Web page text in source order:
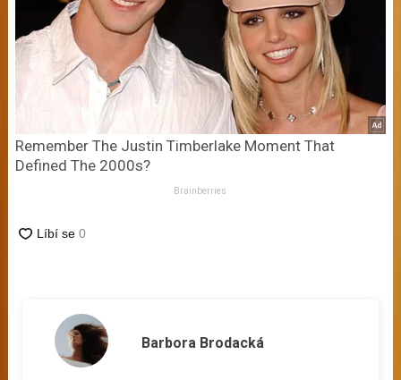
Remember The Justin Timberlake Moment That
Defined The 2000s?
Brainberries
Barbora Brodacká